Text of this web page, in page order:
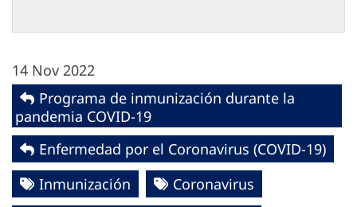
14 Nov 2022
Programa de inmunización durante la
pandemia COVID-19
Enfermedad por el Coronavirus ‎‎(COVID-19)‎
Inmunización
Coronavirus